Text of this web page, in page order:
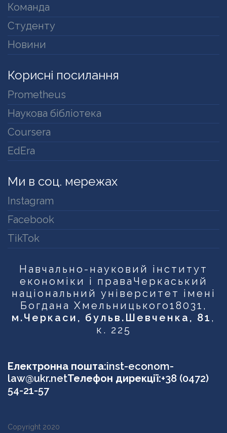
Команда
Студенту
Новини
Корисні посилання
Prometheus
Наукова бібліотека
Coursera
EdEra
Ми в соц. мережах
Instagram
Facebook
TikTok
Навчально-науковий інститут
економіки і права Черкаський
національний університет імені
Богдана Хмельницького18031,
м.Черкаси, бульв.Шевченка, 81 ,
к. 225
Електронна пошта:inst-econom-
law@ukr.netТелефон дирекції:+38 (0472)
54-21-57
Copyright 2020